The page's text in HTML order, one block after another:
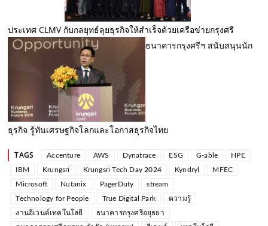
ประเทศ CLMV กับกลยุทธ์ลุยธุรกิจให้สำเร็จด้วยเครือข่ายกรุงศรี
ธนาคารกรุงศรีฯ สนับสนุนนัก
ธุรกิจ รู้ทันเศรษฐกิจโลกและโอกาสธุรกิจไทย
TAGS Accenture AWS Dynatrace ESG G-able
HPE
IBM
Krungsri Krungsri Tech Day 2024 Kyndryl
MFEC
Microsoft
Nutanix PagerDuty
stream
Technology for People
True Digital Park
ความรู้
งานอีเวนต์เทคโนโลยี
ธนาคารกรุงศรีอยุธยา